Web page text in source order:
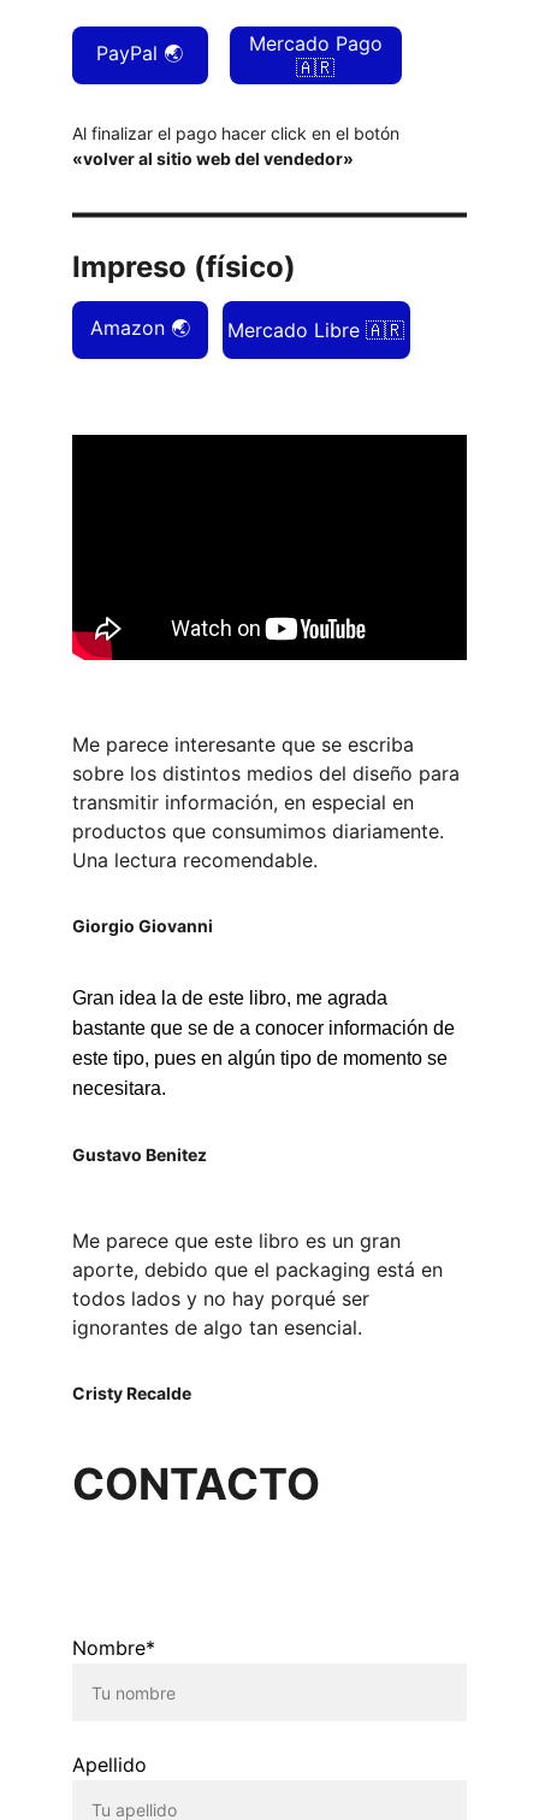
Mercado Pago
🇦🇷
PayPal 🌏
Impreso (físico)
Mercado Libre 🇦🇷
Amazon 🌏
Al finalizar el pago hacer click en el botón
«volver al sitio web del vendedor»
Me parece interesante que se escriba
sobre los distintos medios del diseño para
transmitir información, en especial en
productos que consumimos diariamente.
Una lectura recomendable.
Giorgio Giovanni
Gran idea la de este libro, me agrada
bastante que se de a conocer información de
este tipo, pues en algún tipo de momento se
necesitara.
Gustavo Benitez
Me parece que este libro es un gran
aporte, debido que el packaging está en
todos lados y no hay porqué ser
ignorantes de algo tan esencial.
Cristy Recalde
Nombre*
Apellido
CONTACTO